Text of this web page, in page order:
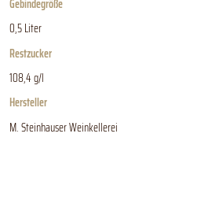
Gebindegröße
0,5 Liter
Restzucker
108,4 g/l
Hersteller
M. Steinhauser Weinkellerei